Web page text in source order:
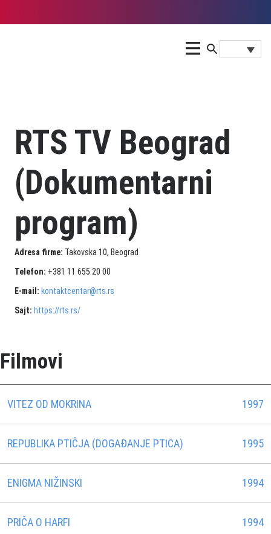
RTS TV Beograd
(Dokumentarni
program)
Adresa firme: Takovska 10, Beograd
Telefon: +381 11 655 20 00
E-mail: kontaktcentar@rts.rs
Sajt: https://rts.rs/
Filmovi
VITEZ OD MOKRINA 1997
REPUBLIKA PTIČJA (DOGAÐANJE PTICA) 1995
ENIGMA NIŽINSKI 1994
PRIČA O HARFI 1994